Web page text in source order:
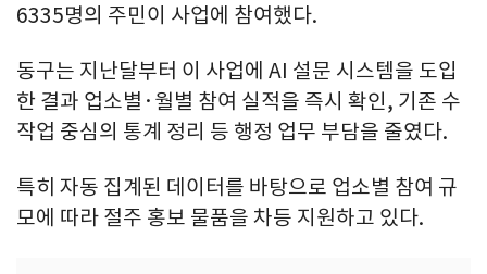
6335명의 주민이 사업에 참여했다.
동구는 지난달부터 이 사업에 AI 설문 시스템을 도입
한 결과 업소별·월별 참여 실적을 즉시 확인, 기존 수
작업 중심의 통계 정리 등 행정 업무 부담을 줄였다.
특히 자동 집계된 데이터를 바탕으로 업소별 참여 규
모에 따라 절주 홍보 물품을 차등 지원하고 있다.